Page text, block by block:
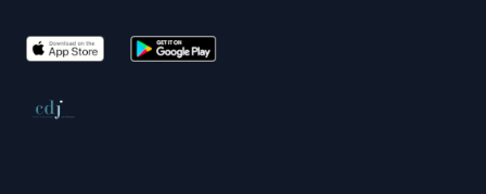
App Store Google Play
Conseil de déontologie journalistique